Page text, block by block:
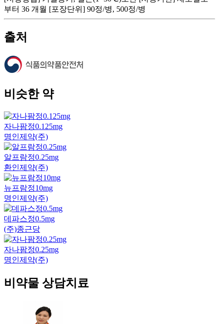
부터 36 개월 [포장단위] 90정/병, 500정/병
출처
비슷한 약
자나팜정0.125mg
명인제약(주)
알프람정0.25mg
환인제약(주)
뉴프람정10mg
명인제약(주)
데파스정0.5mg
(주)종근당
자나팜정0.25mg
명인제약(주)
비약물 상담치료